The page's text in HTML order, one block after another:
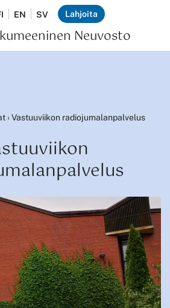
Neuvosto
EN SV Lahjoita
›Vastuuviikon radiojumalanpalvelus